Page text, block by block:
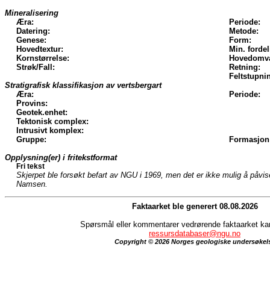
Mineralisering
Æra:
Periode:
Datering:
Metode:
Genese:
Form:
Hovedtextur:
Min.
Kornstørrelse:
Strøk/Fall:
Retning:
Stratigrafisk klassifikasjon av vertsbergart
Æra:
Periode:
Provins:
Geotek.enhet:
Tektonisk complex:
Intrusivt komplex:
Gruppe:
Opplysning(er) i fritekstformat
Fri tekst
Skjerpet ble forsøkt befart av NGU i 1969, men det er ikke mulig å
Namsen.
Faktaarket ble generert 08.08.2026
Spørsmål eller kommentarer vedrørende faktaarket
ressursdatabaser@ngu.no
Copyright © 2026 Norges geologiske